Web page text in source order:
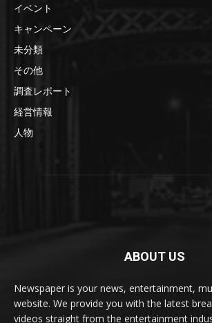
イベント
キャンペーン
未分類
その他
調査レポート
経営情報
人物
ABOUT US
Newspaper is your news, entertainment,
website. We provide you with the latest
videos straight from the entertainment